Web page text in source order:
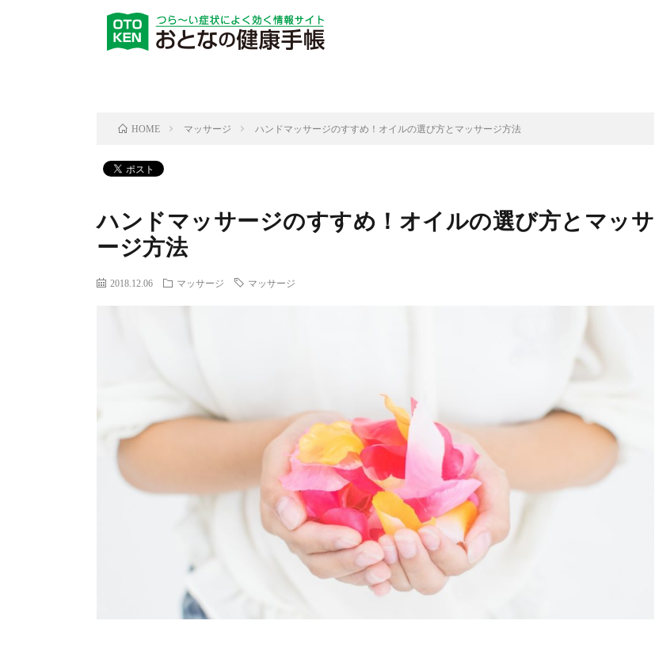
HOME マッサージ ハンドマッサージのすすめ！オイルの選び方とマッサージ方法
ハンドマッサージのすすめ！オイルの選び方とマッサ
ージ方法
2018.12.06 マッサージ マッサージ